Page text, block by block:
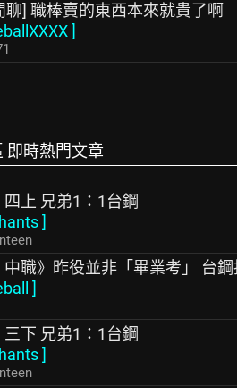
聊] 職棒賣的東西本來就貴了啊
]
即時熱門文章
四上 兄弟1：1台鋼
]
中職》昨役並非「畢業考」 台
]
三下 兄弟1：1台鋼
]